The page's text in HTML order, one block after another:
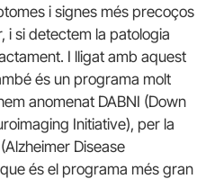
i signes més precoços
i si detectem la patologia
I lligat amb aquest
és un programa molt
anomenat DABNI (Down
Initiative), per la
Disease
és el programa més gran